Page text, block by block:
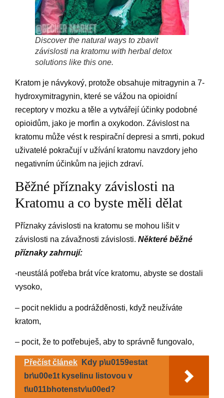
Discover the natural ways to zbavit
závislosti na kratomu with herbal detox
solutions like this one.
Kratom je návykový, protože obsahuje mitragynin a 7-
hydroxymitragynin, které se vážou na opioidní
receptory v mozku a těle a vytvářejí účinky podobné
opioidům, jako je morfin a oxykodon. Závislost na
kratomu může vést k respirační depresi a smrti, pokud
uživatelé pokračují v užívání kratomu navzdory jeho
negativním účinkům na jejich zdraví.
Běžné příznaky závislosti na
Kratomu a co byste měli dělat
Příznaky závislosti na kratomu se mohou lišit v
závislosti na závažnosti závislosti. Některé běžné
příznaky zahrnují:
-neustálá potřeba brát více kratomu, abyste se dostali
vysoko,
– pocit neklidu a podrážděnosti, když neužíváte
kratom,
– pocit, že to potřebuješ, aby to správně fungovalo,
Přečíst článek
Kdy p\u0159estat
br\u00e1t kyselinu listovou v
t\u011bhotenstv\u00ed?